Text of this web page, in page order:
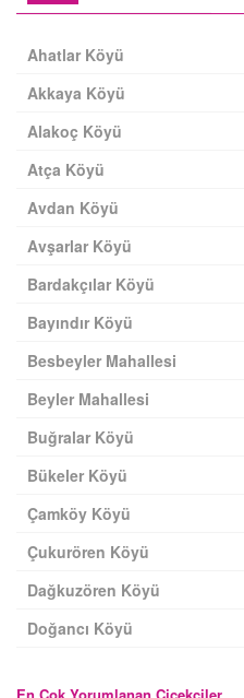
Ahatlar Köyü
Akkaya Köyü
Alakoç Köyü
Atça Köyü
Avdan Köyü
Avşarlar Köyü
Bardakçılar Köyü
Bayındır Köyü
Besbeyler Mahallesi
Beyler Mahallesi
Buğralar Köyü
Bükeler Köyü
Çamköy Köyü
Çukurören Köyü
Dağkuzören Köyü
Doğancı Köyü